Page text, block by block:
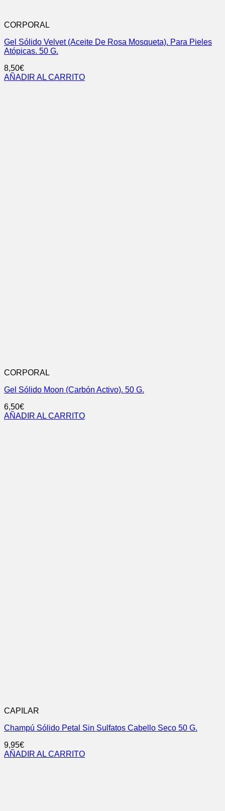
CORPORAL
Gel Sólido Velvet (Aceite De Rosa Mosqueta). Para Pieles
Atópicas. 50 G.
8,50€
AÑADIR AL CARRITO
CORPORAL
Gel Sólido Moon (Carbón Activo). 50 G.
6,50€
AÑADIR AL CARRITO
CAPILAR
Champú Sólido Petal Sin Sulfatos Cabello Seco 50 G.
9,95€
AÑADIR AL CARRITO